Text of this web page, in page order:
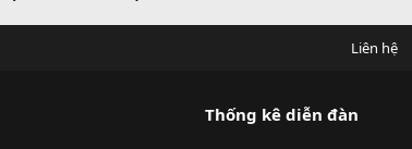
Liên hệ
Thống kê diễn đàn